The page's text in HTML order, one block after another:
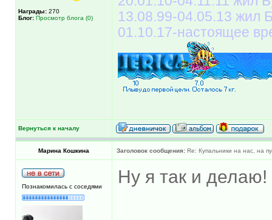
Награды: 270
Блог: Просмотр блога (0)
13.08.99-04.05.13 жил
01.10.17-настоящее
Вернуться к началу
Марина Кошкина Заголовок сообщения: Re: Купальники на нас, на
Познакомилась с соседями Ну я так и делаю!